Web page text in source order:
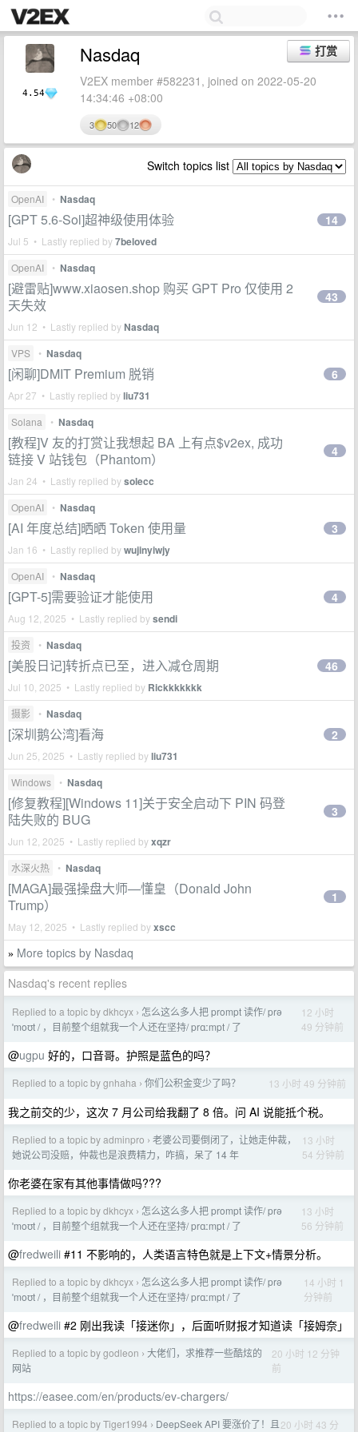
4.54
打赏
Nasdaq
V2EX member #582231, joined on 2022-05-20
14:34:46 +08:00
3 50 12
Switch topics list
OpenAI • Nasdaq
[GPT 5.6-Sol]超神级使用体验
Jul 5 • Lastly replied by7beloved
14
OpenAI • Nasdaq
[避雷贴]www.xiaosen.shop 购买 GPT Pro 仅使用 2
天失效
Jun 12 • Lastly replied byNasdaq
43
VPS • Nasdaq
[闲聊]DMIT Premium 脱销
Apr 27 • Lastly replied byliu731
6
Solana • Nasdaq
[教程]V 友的打赏让我想起 BA 上有点$v2ex, 成功
链接 V 站钱包（Phantom）
Jan 24 • Lastly replied bysolecc
4
OpenAI • Nasdaq
[AI 年度总结]晒晒 Token 使用量
Jan 16 • Lastly replied bywujinyiwjy
3
OpenAI • Nasdaq
[GPT-5]需要验证才能使用
Aug 12, 2025 • Lastly replied bysendi
4
投资 • Nasdaq
[美股日记]转折点已至，进入减仓周期
Jul 10, 2025 • Lastly replied by Rickkkkkkk
46
摄影 • Nasdaq
[深圳鹅公湾]看海
Jun 25, 2025 • Lastly replied byliu731
2
Windows • Nasdaq
[修复教程][Windows 11]关于安全启动下 PIN 码登
陆失败的 BUG
Jun 12, 2025 • Lastly replied byxqzr
3
水深火热 • Nasdaq
[MAGA]最强操盘大师—懂皇（Donald John
Trump）
May 12, 2025 • Lastly replied byxscc
1
» More topics by Nasdaq
Nasdaq's recent replies
Replied to a topic by dkhcyx › 怎么这么多人把 prompt 读作/ prə
ˈmoʊt / ，目前整个组就我一个人还在坚持/ prɑːmpt / 了
12 小时
49 分钟前
@ugpu 好的，口音哥。护照是蓝色的吗？
Replied to a topic by gnhaha › 你们公积金变少了吗？ 13 小时 49 分钟前
我之前交的少，这次 7 月公司给我翻了 8 倍。问 AI 说能抵个税。
Replied to a topic by adminpro › 老婆公司要倒闭了，让她走仲裁，
她说公司没赔，仲裁也是浪费精力，咋搞，呆了 14 年
13 小时
54 分钟前
你老婆在家有其他事情做吗???
Replied to a topic by dkhcyx › 怎么这么多人把 prompt 读作/ prə
ˈmoʊt / ，目前整个组就我一个人还在坚持/ prɑːmpt / 了
13 小时
56 分钟前
@fredweili #11 不影响的，人类语言特色就是上下文+情景分析。
Replied to a topic by dkhcyx › 怎么这么多人把 prompt 读作/ prə
ˈmoʊt / ，目前整个组就我一个人还在坚持/ prɑːmpt / 了
14 小时 1
分钟前
@fredweili #2 刚出我读「接迷你」，后面听财报才知道读「接姆奈」
Replied to a topic by godleon › 大佬们，求推荐一些酷炫的
网站
20 小时 12 分钟
前
https://easee.com/en/products/ev-chargers/
Replied to a topic by Tiger1994 › DeepSeek API 要涨价了！且 20 小时 43 分